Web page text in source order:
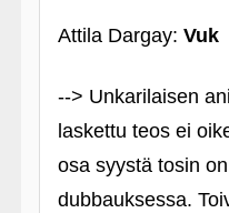
Attila Dargay: Vuk
--> Unkarilaisen
laskettu teos ei
osa syystä tosin
dubbauksessa.